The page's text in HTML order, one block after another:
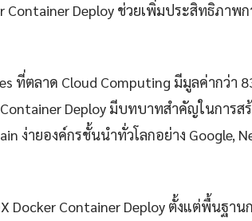
Container Deploy ช่วยเพิ่มประสิทธิภาพ
ที่ตลาด Cloud Computing มีมูลค่ากว่า
Container Deploy มีบทบาทสำคัญในการส
ง่ายองค์กรชั้นนำทั่วโลกอย่าง Google,
Docker Container Deploy ตั้งแต่พื้นฐาน